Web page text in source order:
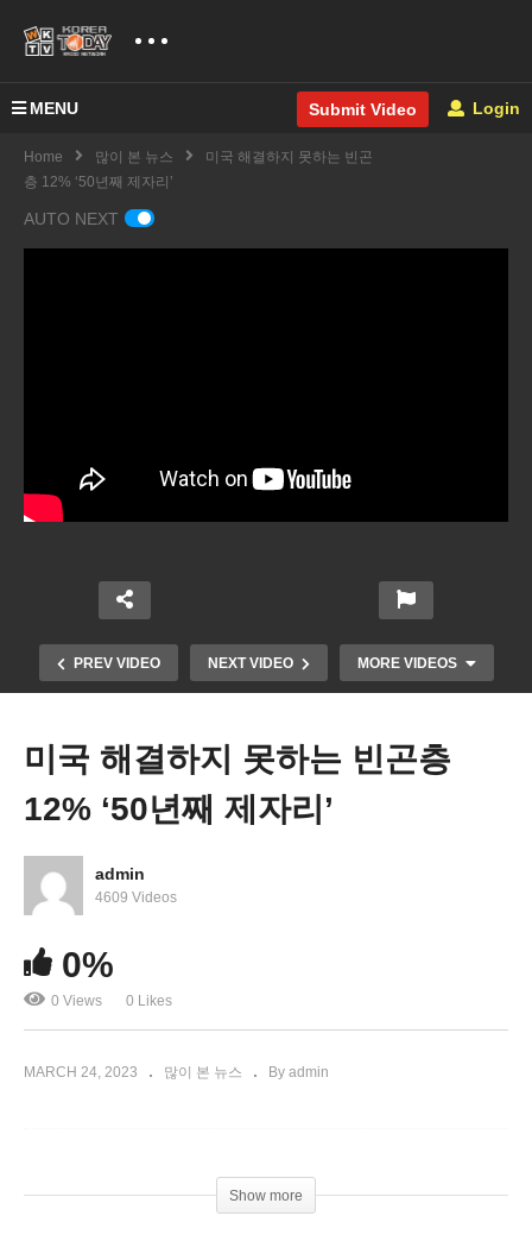
MENU Submit Video Login
Home 많이 본 뉴스
미국 해결하지 못하는 빈곤
층 12% ‘50년째 제자리’
AUTO NEXT
PREV VIDEO NEXT VIDEO MORE VIDEOS
물가 3.3%, 실업률 4.5%’
미국 해결하지 못하는 빈곤층
12% ‘50년째 제자리’
admin
4609 Videos
0%
0 Views 0 Likes
MARCH 24, 2023 많이 본 뉴스 By admin
Show more